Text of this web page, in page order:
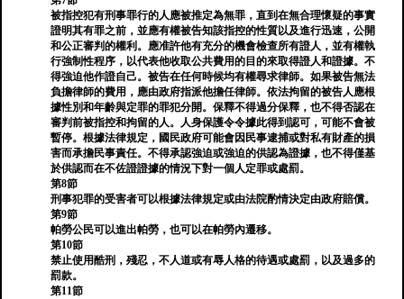
被指控犯有刑事罪行的人應被推定為無罪，直到在無合理懷疑的事實
證明其有罪之前，並應有權被告知該指控的性質以及進行迅速，公開
和公正審判的權利。應准許他有充分的機會檢查所有證人，並有權執
行強制性程序，以代表他收取公共費用的目的來取得證人和證據。不
得強迫他作證自己。被告在任何時候均有權尋求律師。如果被告無法
負擔律師的費用，應由政府指派他擔任律師。依法拘留的被告人應根
據性別和年齡與定罪的罪犯分開。保釋不得過分保釋，也不得否認在
審判前被指控和拘留的人。人身保護令令據此得到認可，可能不會被
暫停。根據法律規定，國民政府可能會因民事逮捕或對私有財產的損
害而承擔民事責任。不得承認強迫或強迫的供認為證據，也不得僅基
於供認而在不佐證證據的情況下對一個人定罪或處罰。
第8節
刑事犯罪的受害者可以根據法律規定或由法院酌情決定由政府賠償。
第9節
帕勞公民可以進出帕勞，也可以在帕勞內遷移。
第10節
禁止使用酷刑，殘忍，不人道或有辱人格的待遇或處罰，以及過多的
罰款。
第11節